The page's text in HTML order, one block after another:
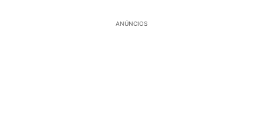
ANÚNCIOS